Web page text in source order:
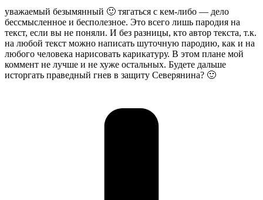
уважаемый безымянный 🙂 тягаться с кем-либо — дело
бессмысленное и бесполезное. Это всего лишь пародия на
текст, если вы не поняли. И без разницы, кто автор текста, т.к.
на любой текст можно написать шуточную пародию, как и на
любого человека нарисовать карикатуру. В этом плане мой
коммент не лучше и не хуже остальных. Будете дальше
исторгать праведный гнев в защиту Северянина? 🙂